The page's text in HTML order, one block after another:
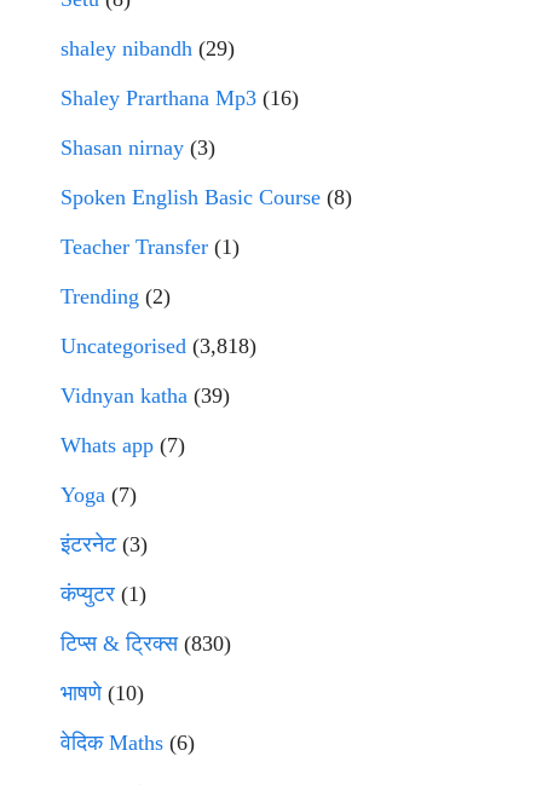
shaley nibandh (29)
Shaley Prarthana Mp3 (16)
Shasan nirnay (3)
Spoken English Basic Course (8)
Teacher Transfer (1)
Trending (2)
Uncategorised (3,818)
Vidnyan katha (39)
Whats app (7)
Yoga (7)
इंटरनेट(3)
कंप्युटर (1)
टिप्स & ट्रिक्स(830)
भाषणे(10)
वेदिक Maths (6)